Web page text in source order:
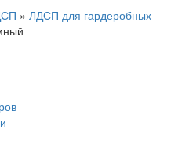
» ЛДСП для гардеробных